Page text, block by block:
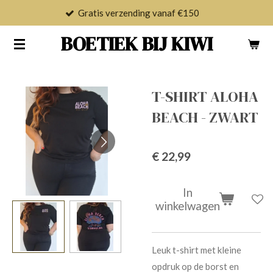
naar
BOETIEK BIJ KIWI
Gratis verzending vanaf €150
T-SHIRT ALOHA
BEACH - ZWART
€ 22,99
In
winkelwagen
Leuk t-shirt met kleine
opdruk op de borst en